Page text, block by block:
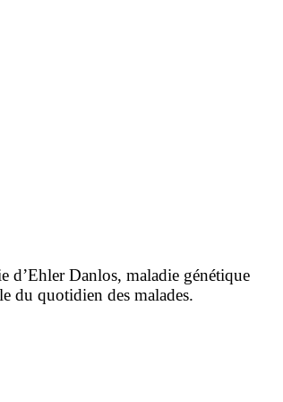
d’Ehler Danlos, maladie génétique
du quotidien des malades.